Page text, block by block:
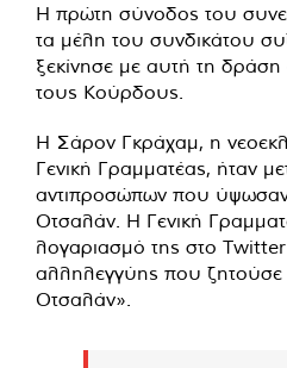
Η πρώτη σύνοδος του
τα μέλη του συνδικάτου
ξεκίνησε με αυτή τη
τους Κούρδους.
Η Σάρον Γκράχαμ, η
Γενική Γραμματέας, ήταν
αντιπροσώπων που
Οτσαλάν. Η Γενική
λογαριασμό της στο
αλληλεγγύης που ζητούσε
Οτσαλάν».